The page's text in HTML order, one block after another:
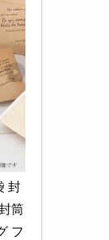
封
筒
フ